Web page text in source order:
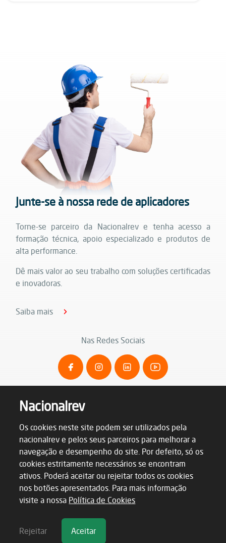
Junte-se à nossa rede de aplicadores
Torne-se parceiro da Nacionalrev e tenha acesso a
formação técnica, apoio especializado e produtos de
alta performance.
Dê mais valor ao seu trabalho com soluções certificadas
e inovadoras.
Saiba mais
Nas Redes Sociais
Termos & Condições
Política de Privacidade
Livro de Reclamações
Nacionalrev © 2026. Todos os direitos reservados
Nacionalrev
Os cookies neste site podem ser utilizados pela
nacionalrev e pelos seus parceiros para melhorar a
navegação e desempenho do site. Por defeito, só os
cookies estritamente necessários se encontram
ativos. Poderá aceitar ou rejeitar todos os cookies
nos botões apresentados. Para mais informação
visite a nossa Política de Cookies
Rejeitar Aceitar